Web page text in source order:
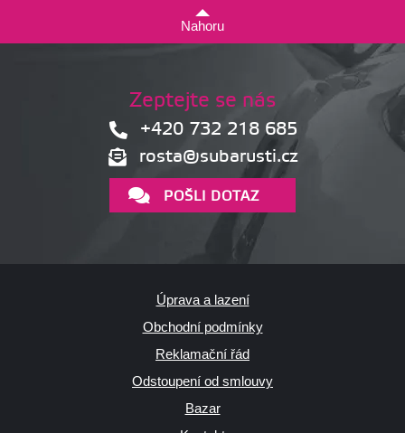
Nahoru
Zeptejte se nás
+420 732 218 685
rosta@subarusti.cz
POŠLI DOTAZ
Úprava a lazení
Obchodní podmínky
Reklamační řád
Odstoupení od smlouvy
Bazar